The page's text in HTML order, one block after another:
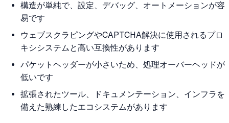
構造が単純で、設定、デバッグ、オートメーションが容
易です
ウェブスクラピングやCAPTCHA解決に使用されるプロ
キシシステムと高い互換性があります
パケットヘッダーが小さいため、処理オーバーヘッドが
低いです
拡張されたツール、ドキュメンテーション、インフラを
備えた熟練したエコシステムがあります